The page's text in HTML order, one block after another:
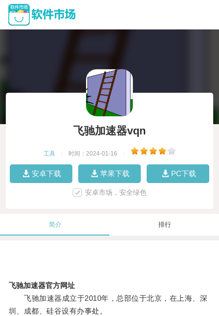
飞驰加速器vqn
工具 时间：2024-01-16
安卓下载 苹果下载 PC下载
安卓市场，安全绿色
简介 排行
飞驰加速器官方网址
飞驰加速器成立于2010年，总部位于北京，在上海、深
圳、成都、硅谷设有办事处。